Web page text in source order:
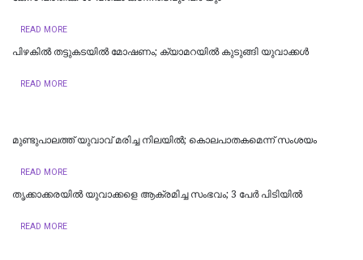
READ MORE
പിഴകിൽ തട്ടുകടയിൽ മോഷണം; ക്യാമറയിൽ കുടുങ്ങി യുവാക്കൾ
READ MORE
മുണ്ടുപാലത്ത് യുവാവ് മരിച്ച നിലയില്‍; കൊലപാതകമെന്ന് സംശയം
READ MORE
തൃക്കാക്കരയിൽ യുവാക്കളെ ആക്രമിച്ച സംഭവം; 3 പേർ പിടിയിൽ
READ MORE